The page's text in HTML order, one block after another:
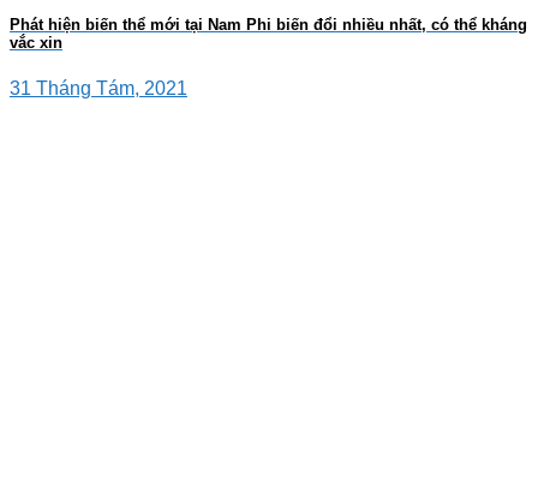
Phát hiện biến thể mới tại Nam Phi biến đổi nhiều nhất, có thể kháng
vắc xin
31 Tháng Tám, 2021